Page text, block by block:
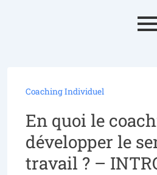
Coaching Individuel
En quoi le
développer le
travail ? –